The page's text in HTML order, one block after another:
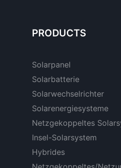
PRODUCTS
Solarpanel
Solarbatterie
Solarwechselrichter
Solarenergiesysteme
Netzgekoppeltes
Insel-Solarsystem
Hybrides